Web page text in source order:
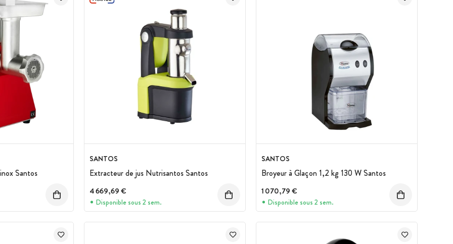
Santos
SANTOS
Extracteur de jus Nutrisantos Santos
4 669,69 €
Disponible sous 2 sem.
SANTOS
Broyeur à Glaçon 1,2 kg 130 W Santos
1 070,79 €
Disponible sous 2 sem.